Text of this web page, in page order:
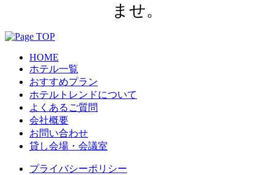
ませ。
HOME
ホテル一覧
おすすめプラン
ホテルトレンドについて
よくあるご質問
会社概要
お問い合わせ
貸し会場・会議室
プライバシーポリシー